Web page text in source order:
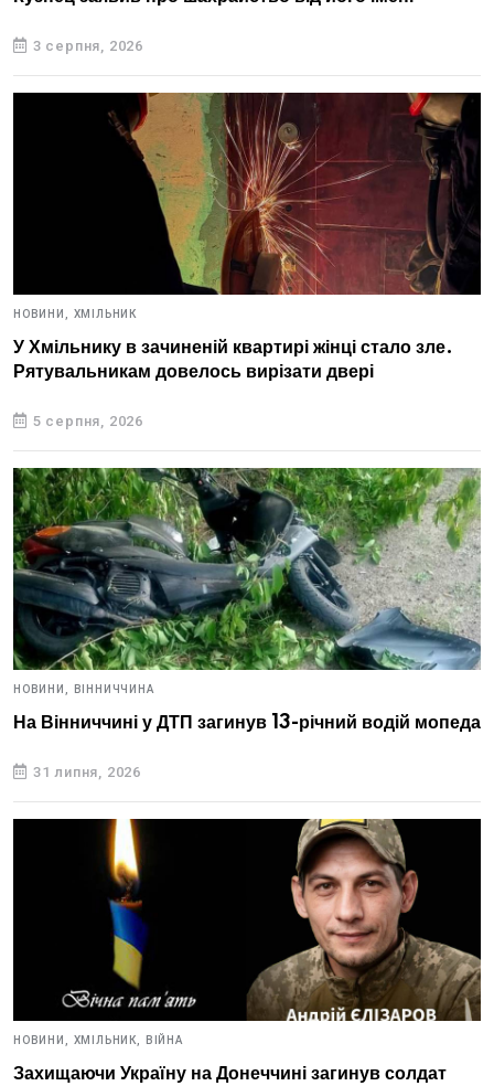
3 серпня, 2026
НОВИНИ, ХМІЛЬНИК
У Хмільнику в зачиненій квартирі жінці стало зле.
Рятувальникам довелось вирізати двері
5 серпня, 2026
НОВИНИ, ВІННИЧЧИНА
На Вінниччині у ДТП загинув 13-річний водій мопеда
31 липня, 2026
НОВИНИ, ХМІЛЬНИК, ВІЙНА
Захищаючи Україну на Донеччині загинув солдат